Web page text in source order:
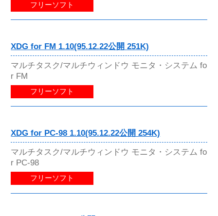
フリーソフト
XDG for FM 1.10(95.12.22公開 251K)
マルチタスク/マルチウィンドウ モニタ・システム fo
r FM
フリーソフト
XDG for PC-98 1.10(95.12.22公開 254K)
マルチタスク/マルチウィンドウ モニタ・システム fo
r PC-98
フリーソフト